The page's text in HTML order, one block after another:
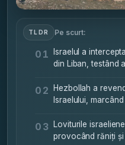
TLDR Pe scurt:
01
Israelul a
din Liban, testând
02
Hezbollah a
Israelului,
03
Loviturile
provocând răniți